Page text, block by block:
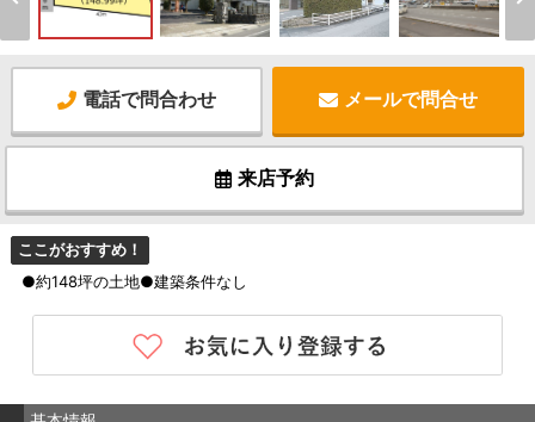
電話で問合わせ メールで問合せ
来店予約
ここがおすすめ！
●約148坪の土地●建築条件なし